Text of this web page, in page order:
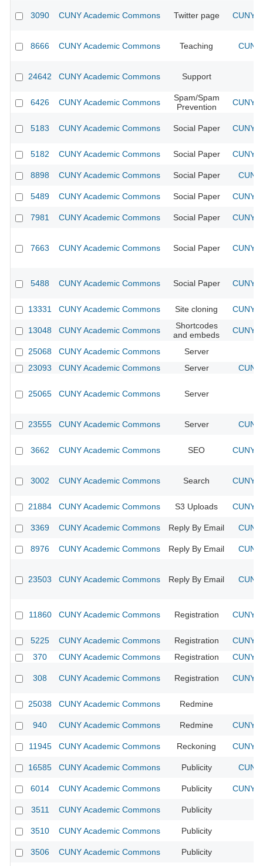
3090 CUNY Academic Commons Twitter page CUNY
8666 CUNY Academic Commons Teaching
24642 CUNY Academic Commons Support
6426 CUNY Academic Commons
Spam/Spam
Prevention
CUNY
5183 CUNY Academic Commons Social Paper CUNY
5182 CUNY Academic Commons Social Paper CUNY
8898 CUNY Academic Commons Social Paper
5489 CUNY Academic Commons Social Paper CUNY
7981 CUNY Academic Commons Social Paper CUNY
7663 CUNY Academic Commons Social Paper CUNY
5488 CUNY Academic Commons Social Paper CUNY
13331 CUNY Academic Commons Site cloning CUNY
13048 CUNY Academic Commons
Shortcodes
and embeds
CUNY
25068 CUNY Academic Commons
Server
23093
CUNY Academic Commons Server
25065 CUNY Academic Commons Server
23555 CUNY Academic Commons Server
3662 CUNY Academic Commons SEO CUNY
3002 CUNY Academic Commons Search CUNY
21884 CUNY Academic Commons S3 Uploads CUNY
3369 CUNY Academic Commons Reply By Email
8976 CUNY Academic Commons Reply By Email
23503 CUNY Academic Commons Reply By Email
11860 CUNY Academic Commons Registration CUNY
5225 CUNY Academic Commons Registration
CUNY
370
CUNY Academic Commons Registration CUNY
308 CUNY Academic Commons Registration CUNY
25038 CUNY Academic Commons Redmine
940 CUNY Academic Commons Redmine CUNY
11945 CUNY Academic Commons Reckoning CUNY
16585 CUNY Academic Commons Publicity
6014 CUNY Academic Commons Publicity CUNY
3511 CUNY Academic Commons Publicity
3510 CUNY Academic Commons Publicity
3506 CUNY Academic Commons Publicity